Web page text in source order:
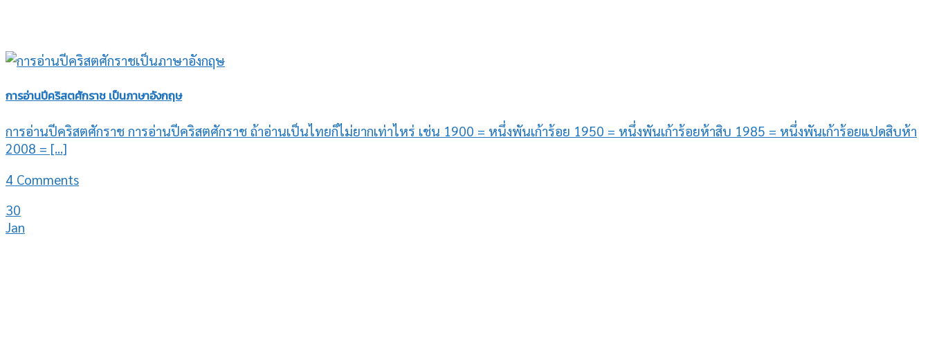
การอ่านปีคริสตศักราช เป็นภาษาอังกฤษ
การอ่านปีคริสตศักราช การอ่านปีคริสตศักราช ถ้าอ่านเป็นไทยก็ไม่ยากเท่าไหร่ เช่น 1900 = หนึ่งพันเก้าร้อย 1950 = หนึ่งพันเก้าร้อยห้าสิบ 1985 = หนึ่งพันเก้าร้อยแปดสิบห้า
2008 = [...]
4 Comments
30
Jan